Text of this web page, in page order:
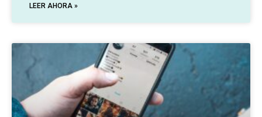
LEER AHORA »